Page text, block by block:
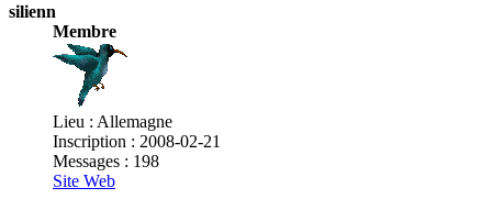
silienn
Membre
Lieu : Allemagne
Inscription : 2008-02-21
Messages : 198
Site Web